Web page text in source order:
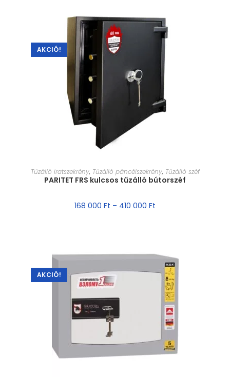
AKCIÓ!
MÉRET VÁLASZTÁSA
Tűzálló iratszekrény, Tűzálló páncélszekrény, Tűzálló széf
PARITET FRS kulcsos tűzálló bútorszéf
168 000 Ft – 410 000 Ft
AKCIÓ!